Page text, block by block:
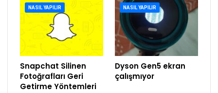
NASIL YAPILIR
Snapchat Silinen
Fotoğrafları Geri
Getirme Yöntemleri
NASIL YAPILIR
Dyson Gen5 ekran
çalışmıyor